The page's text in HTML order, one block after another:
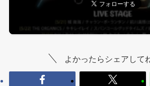
よかったらシェアして